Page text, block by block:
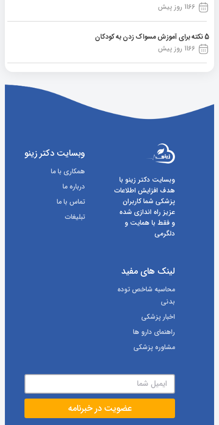
1166 روز پیش
5 نکته برای آموزش مسواک زدن به کودکان
1166 روز پیش
وبسایت دکتر زینو با
هدف افزایش اطلاعات
پزشکی شما کاربران
عزیز راه اندازی شده
و فقط با همایت و
دلگرمی
وبسایت دکتر زینو
همکاری با ما
درباره ما
تماس با ما
تبلیغات
لینک های مفید
محاسبه شاخص توده
بدنی
اخبار پزشکی
راهنمای دارو ها
مشاوره پزشکی